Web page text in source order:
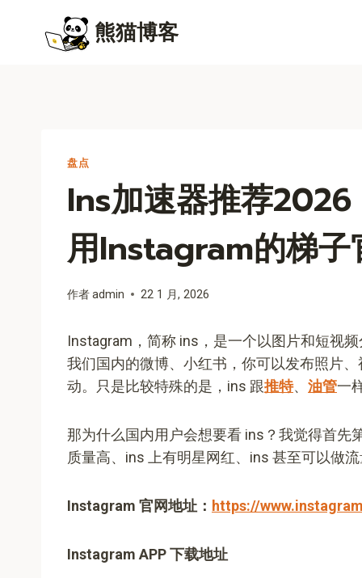
熊猫博客
盘点
Ins加速器推荐
用instagram的梯子
作者admin 22 1 月, 2026
Instagram，简称 ins，是一个以图片和短视
我们国内的微博、小红书，你可以发布照片
动。只是比较特殊的是，ins 跟推特、 油管一
那为什么国内用户会想要看 ins？我觉得首先
质量高、ins 上有明星网红、ins 甚至可以做
Instagram 官网地址： https://
Instagram APP 下载地址